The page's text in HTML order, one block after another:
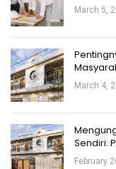
March 5,
March 4,
Sendiri:
February